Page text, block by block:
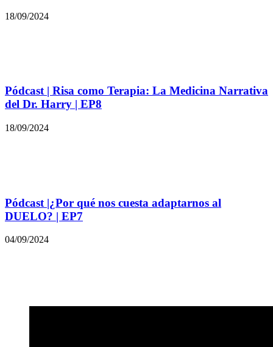
18/09/2024
Pódcast | Risa como Terapia: La Medicina Narrativa
del Dr. Harry | EP8
18/09/2024
Pódcast |¿Por qué nos cuesta adaptarnos al
DUELO? | EP7
04/09/2024